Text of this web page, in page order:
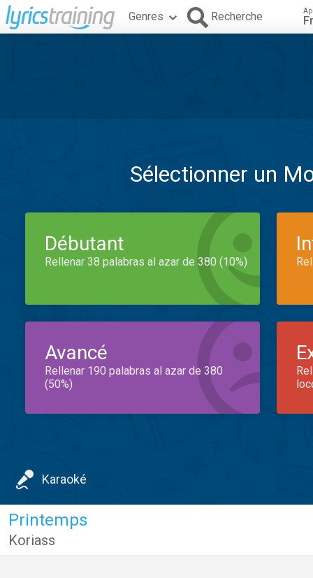
Genres Recherche
Sélectionner un
Débutant
Rellenar 38 palabras al azar de 380 (10%)
Avancé
Rellenar 190 palabras al azar de 380
(50%)
Karaoké
Printemps
Koriass